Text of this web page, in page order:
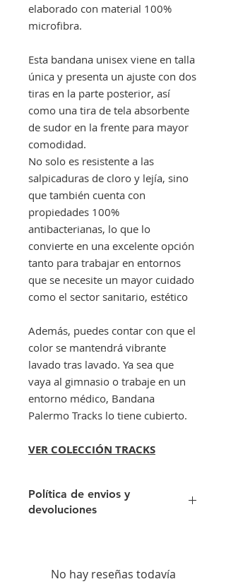
elaborado con material 100%
microfibra.
Esta bandana unisex viene en talla
única y presenta un ajuste con dos
tiras en la parte posterior, así
como una tira de tela absorbente
de sudor en la frente para mayor
comodidad.
No solo es resistente a las
salpicaduras de cloro y lejía, sino
que también cuenta con
propiedades 100%
antibacterianas, lo que lo
convierte en una excelente opción
tanto para trabajar en entornos
que se necesite un mayor cuidado
como el sector sanitario, estético
Además, puedes contar con que el
color se mantendrá vibrante
lavado tras lavado. Ya sea que
vaya al gimnasio o trabaje en un
entorno médico, Bandana
Palermo Tracks lo tiene cubierto.
VER COLECCIÓN TRACKS
Política de envios y
devoluciones
concepto de transporte.
No hay reseñas todavía